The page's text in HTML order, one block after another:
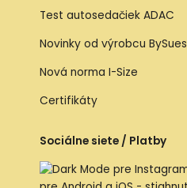
Test autosedačiek ADAC
Novinky od výrobcu BySues
Nová norma I-Size
Certifikáty
Sociálne siete / Platby